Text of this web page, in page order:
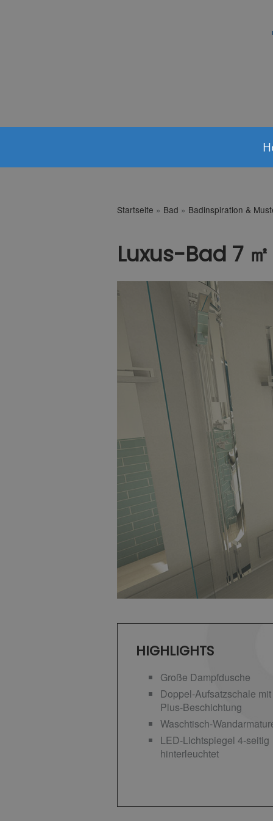
Startseite » Bad » Badinspiration &
Luxus-Bad 7 ㎡
HIGHLIGHTS
Große Dampfdusche
Doppel-Aufsatzschale
Plus-Beschichtung
Waschtisch-
LED-Lichtspiegel 4-seitig
hinterleuchtet